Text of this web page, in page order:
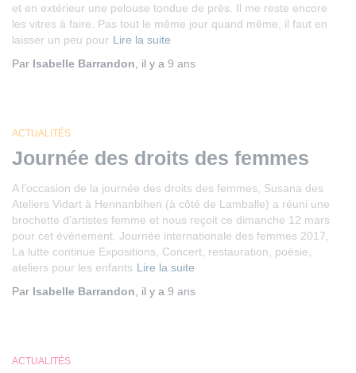
et en extérieur une pelouse tondue de près. Il me reste encore
les vitres à faire. Pas tout le même jour quand même, il faut en
laisser un peu pour Lire la suite
Par Isabelle Barrandon , il y a 9 ans
ACTUALITÉS
Journée des droits des femmes
A l’occasion de la journée des droits des femmes, Susana des
Ateliers Vidart à Hennanbihen (à côté de Lamballe) a réuni une
brochette d’artistes femme et nous reçoit ce dimanche 12 mars
pour cet événement. Journée internationale des femmes 2017,
La lutte continue Expositions, Concert, restauration, poésie,
ateliers pour les enfants Lire la suite
Par Isabelle Barrandon , il y a 9 ans
ACTUALITÉS